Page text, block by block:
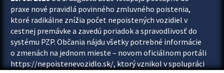
praxe nové pravidlá povinného zmluvného poistenia,
ktoré radikálne znížia počet nepoistených vozidiel v
cestnej premávke a zavedú poriadok a spravodlivosť do
systému PZP. Občania nájdu všetky potrebné informácie
o zmenách na jednom mieste – novom oficiálnom portáli
https://nepoistenevozidlo.sk/, ktorý vznikol v spolupráci